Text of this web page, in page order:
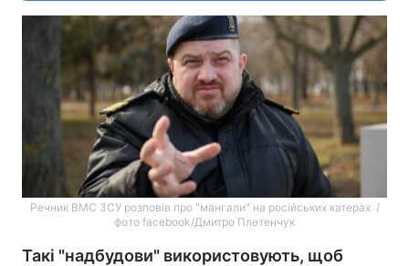
Речник ВМС ЗСУ розповів про "мангали" на російських катерах /
фото facebook/Дмитро Плетенчук
Такі "надбудови" використовують, щоб